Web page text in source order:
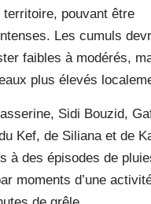
pouvant être
Les cumuls
faibles à modérés,
plus élevés
Sidi Bouzid,
Kef, de Siliana et de
à des épisodes de
moments d’une